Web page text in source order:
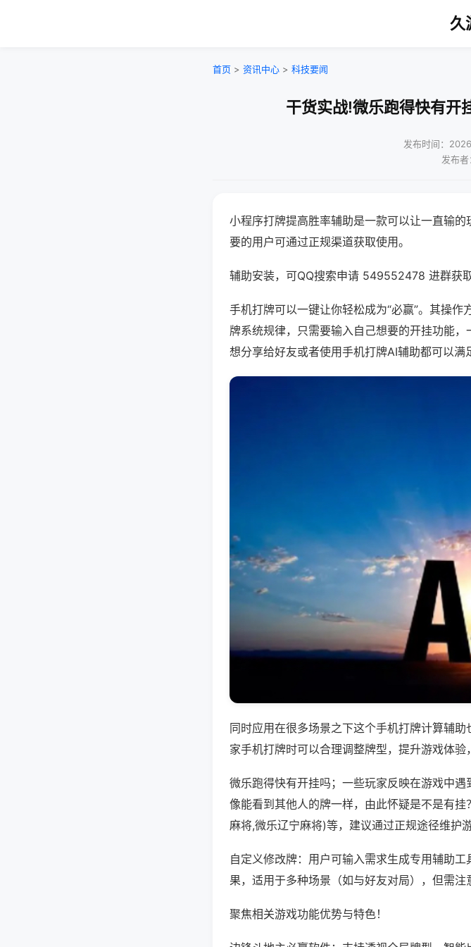
久
首页 > 资讯中心 > 科技要闻
干货实战!微乐跑得快有开
发布时间：
发布
小程序打牌提高胜率辅助是一款可以让一直输
要的用户可通过正规渠道获取使用。
辅助安装，可QQ搜索申请 549552478 进群获
手机打牌可以一键让你轻松成为“必赢”。其操
牌系统规律，只需要输入自己想要的开挂功能
想分享给好友或者使用手机打牌AI辅助都可以满
同时应用在很多场景之下这个手机打牌计算辅
家手机打牌时可以合理调整牌型，提升游戏体验
微乐跑得快有开挂吗；一些玩家反映在游戏中
像能看到其他人的牌一样，由此怀疑是不是有
麻将,微乐辽宁麻将)等，建议通过正规途径维护游
自定义修改牌：用户可输入需求生成专用辅助
果，适用于多种场景（如与好友对局），但需注
聚焦相关游戏功能优势与特色！